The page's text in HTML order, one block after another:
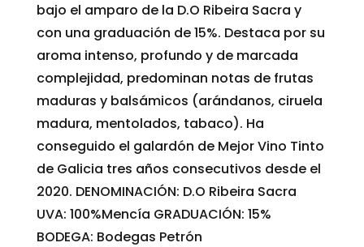
bajo el amparo de la D.O Ribeira Sacra y
con una graduación de 15%. Destaca por su
aroma intenso, profundo y de marcada
complejidad, predominan notas de frutas
maduras y balsámicos (arándanos, ciruela
madura, mentolados, tabaco). Ha
conseguido el galardón de Mejor Vino Tinto
de Galicia tres años consecutivos desde el
2020. DENOMINACIÓN: D.O Ribeira Sacra
UVA: 100%Mencía GRADUACIÓN: 15%
BODEGA: Bodegas Petrón